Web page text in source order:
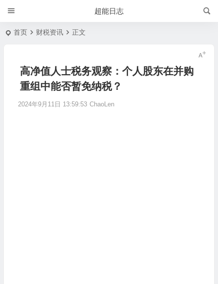
超能日志
首页 财税资讯 正文
高净值人士税务观察：个人股东在并购
重组中能否暂免纳税？
2024年9月11日 13:59:53 ChaoLen